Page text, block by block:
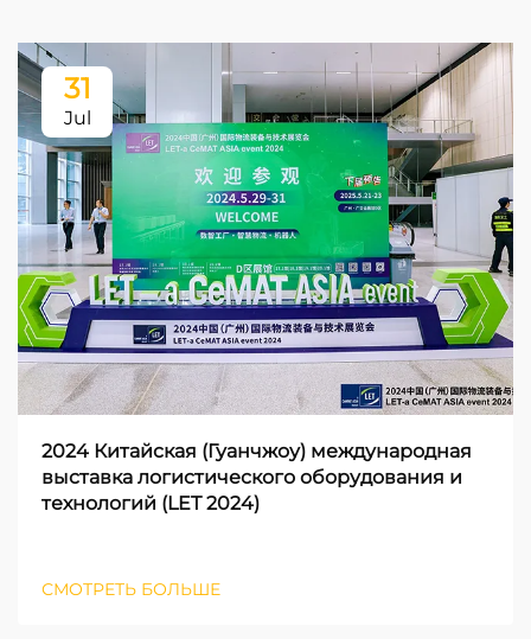
31
Jul
2024 Китайская (Гуанчжоу) международная
выставка логистического оборудования и
технологий (LET 2024)
СМОТРЕТЬ БОЛЬШЕ